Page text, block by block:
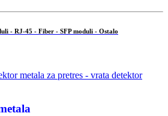
- RJ-45 - Fiber - SFP moduli - Ostalo